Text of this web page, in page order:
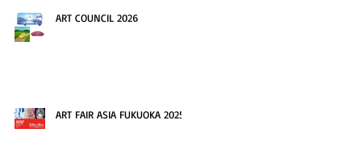
ART COUNCIL 2026
ART FAIR ASIA FUKUOKA 2025